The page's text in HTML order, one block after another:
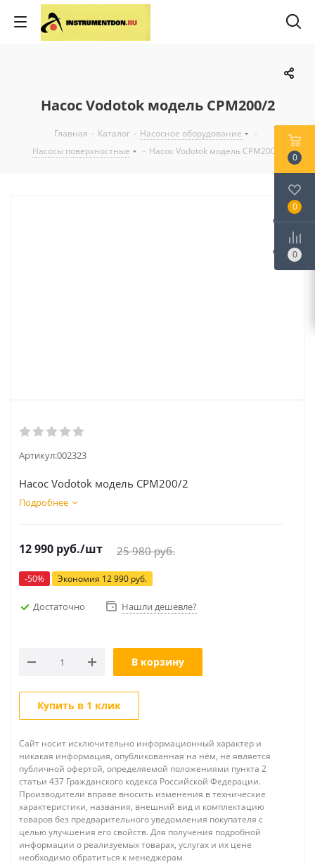
Насос Vodotok модель CPM200/2
Главная - Каталог - Насосное оборудование
-
Насосы поверхностные
- Насос Vodotok модель CPM200/2
Артикул:002323
Насос Vodotok модель CPM200/2
Подробнее
12 990 руб./шт 25 980руб.
-50% Экономия 12 990 руб.
Достаточно Нашли дешевле?
В корзину
Купить в 1 клик
Сайт носит исключительно информационный характер и
никакая информация, опубликованная на нём, не является
публичной офертой, определяемой положениями пункта 2
статьи 437 Гражданского кодекса Российской Федерации.
Производители вправе вносить изменения в технические
характеристики, названия, внешний вид и комплектацию
товаров без предварительного уведомления покупателя с
целью улучшения его свойств. Для получения подробной
информации о реализуемых товарах, услугах и их цене
необходимо обратиться к менеджерам
0
0
0